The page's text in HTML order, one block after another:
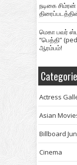
நடிகை சிம்ரன்
மெகா பவர்
“பெத்தி”
ஆரம்பம்!
Actress
Asian
Billboard
Cinema